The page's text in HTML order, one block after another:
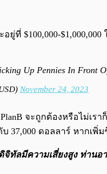
ยู่ที่ $100,000-$1,000,000
Up Pennies In Front
November 24, 2023
จะถูกต้องหรือไม่เร
37,000 ดอลลาร์ หากเ
จิทัลมีความเสี่ยงสูง ท่าน